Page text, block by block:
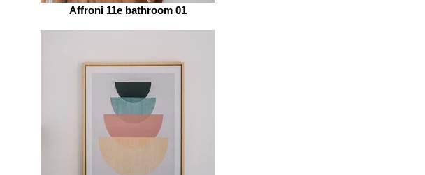
Affroni 11e bathroom 01